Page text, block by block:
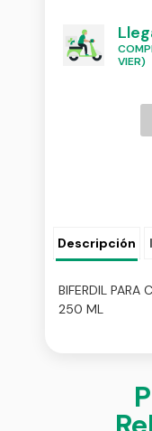
VIER)
Descripción
BIFERDIL PARA
250 ML